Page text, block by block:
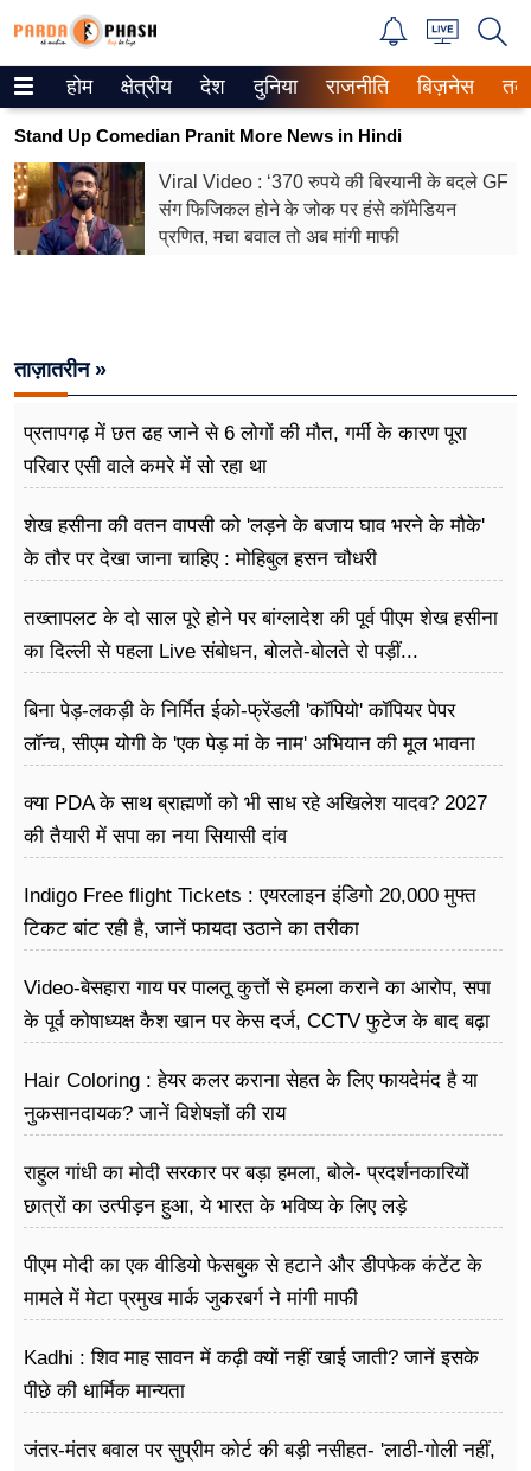
Trending on Google News
ePaper
वेब स्टोरीज
वीडियो
रिलेशनशिप
जीवन मंत्रा
ब्‍यूटी
जॉब्स
शिक्षा
अन्य खबरें
होम क्षेत्रीय देश दुनिया राजनीति बिज़नेस
Stand Up Comedian Pranit More News in Hindi
Viral Video : ‘370 रुपये की बिरयानी के बदले GF
संग फिजिकल होने के जोक पर हंसे कॉमेडियन
प्रण‍ित, मचा बवाल तो अब मांगी माफी
ताज़ातरीन »
प्रतापगढ़ में छत ढह जाने से 6 लोगों की मौत, गर्मी के कारण पूरा
परिवार एसी वाले कमरे में सो र​हा था
शेख हसीना की वतन वापसी को 'लड़ने के बजाय घाव भरने के मौके'
के तौर पर देखा जाना चाहिए : मोहिबुल हसन चौधरी
तख्तापलट के दो साल पूरे होने पर बांग्लादेश की पूर्व पीएम शेख हसीना
का दिल्ली से पहला Live संबोधन, बोलते-बोलते रो पड़ीं...
बिना पेड़-लकड़ी के निर्मित ईको-फ्रेंडली 'कॉपियो' कॉपियर पेपर
लॉन्च, सीएम योगी के 'एक पेड़ मां के नाम' अभियान की मूल भावना
क्या PDA के साथ ब्राह्मणों को भी साध रहे अखिलेश यादव? 2027
की तैयारी में सपा का नया सियासी दांव
Indigo Free flight Tickets : एयरलाइन इंडिगो 20,000 मुफ्त
टिकट बांट रही है, जानें फायदा उठाने का तरीका
Video-बेसहारा गाय पर पालतू कुत्तों से हमला कराने का आरोप, सपा
के पूर्व कोषाध्यक्ष कैश खान पर केस दर्ज, CCTV फुटेज के बाद बढ़ा
Hair Coloring : हेयर कलर कराना सेहत के लिए फायदेमंद है या
नुकसानदायक? जानें विशेषज्ञों की राय
राहुल गांधी का मोदी सरकार पर बड़ा हमला, बोले- प्रदर्शनकारियों
छात्रों का उत्पीड़न हुआ, ये भारत के भविष्य के लिए लड़े
पीएम मोदी का एक वीडियो फेसबुक से हटाने और डीपफेक कंटेंट के
मामले में मेटा प्रमुख मार्क जुकरबर्ग ने मांगी माफी
Kadhi : शिव माह सावन में कढ़ी क्यों नहीं खाई जाती? जानें इसके
पीछे की धार्मिक मान्यता
जंतर-मंतर बवाल पर सुप्रीम कोर्ट की बड़ी नसीहत- 'लाठी-गोली नहीं,